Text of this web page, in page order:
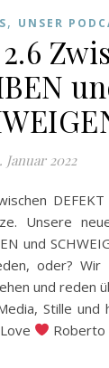
, UNSER
Januar 2022
Unsere
und
oder? Wir
und reden
Stille und
Roberto